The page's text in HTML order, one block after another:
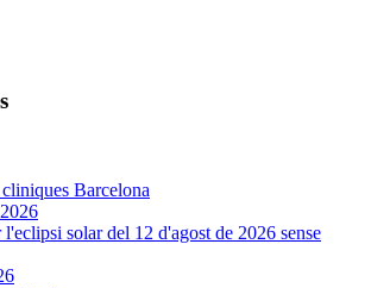
Barcelona
solar del 12 d'agost de 2026 sense